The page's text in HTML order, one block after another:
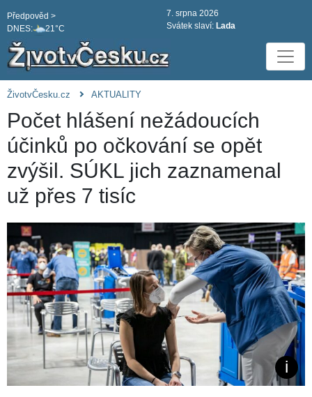
DNES: 21°C
Předpověd >
7. srpna 2026
Svátek slaví: Lada
ŽivotvČesku.cz AKTUALITY
Počet hlášení nežádoucích
účinků po očkování se opět
zvýšil. SÚKL jich zaznamenal
už přes 7 tisíc